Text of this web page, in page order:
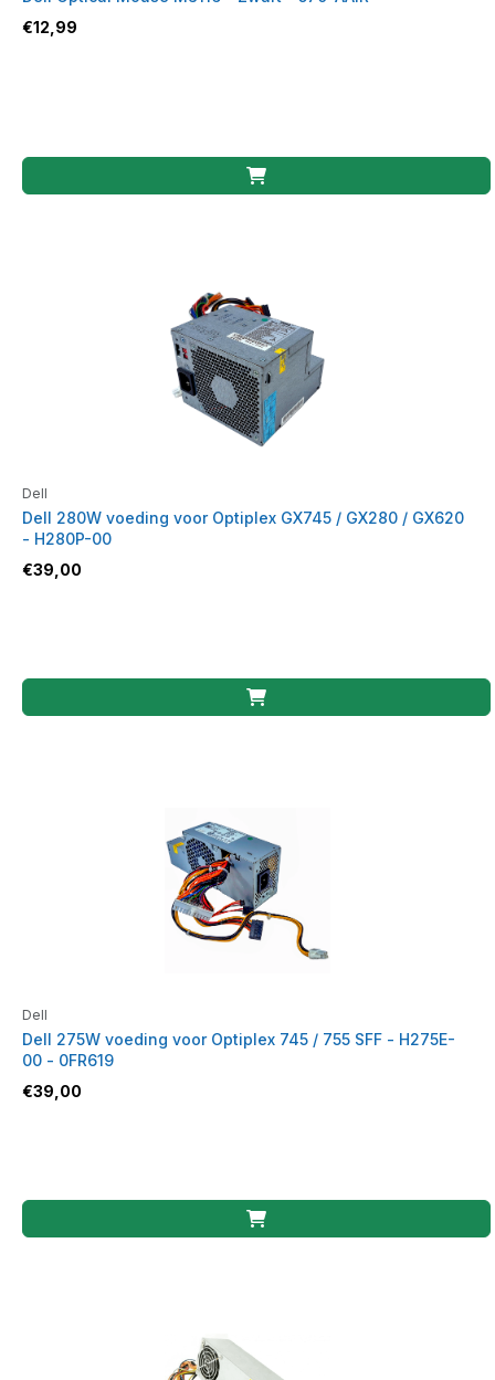
€12,99
Dell
Dell 280W voeding voor Optiplex GX745 / GX280 / GX620
- H280P-00
€39,00
Dell
Dell 275W voeding voor Optiplex 745 / 755 SFF - H275E-
00 - 0FR619
€39,00